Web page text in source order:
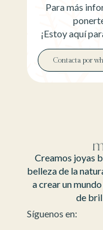
Para más
¡Estoy aquí
Contacta por
Creamos joyas
belleza de la
a crear un
de
Síguenos en: